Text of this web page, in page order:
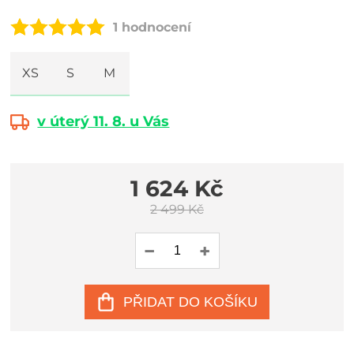
1 hodnocení
XS S M
v úterý 11. 8. u Vás
1 624 Kč
2 499 Kč
PŘIDAT DO KOŠÍKU